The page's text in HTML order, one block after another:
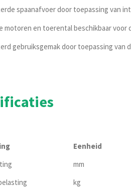
spaanafvoer door toepassing van
motoren en toerental beschikbaar
gebruiksgemak door toepassing van
Eenheid
mm
kg